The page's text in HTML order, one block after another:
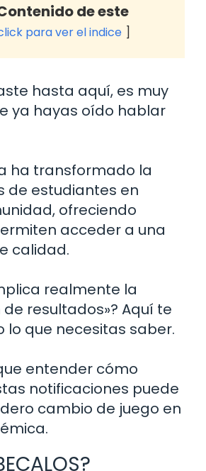
de este
para ver el indice
hasta aquí, es muy
ya hayas oído hablar
ha transformado la
de estudiantes en
ofreciendo
acceder a una
calidad.
realmente la
resultados»? Aquí te
lo que necesitas saber.
entender cómo
notificaciones puede
cambio de juego en